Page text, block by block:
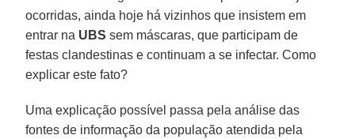
ocorridas, ainda hoje há vizinhos que insistem em
entrar na UBS sem máscaras, que participam de
festas clandestinas e continuam a se infectar. Como
explicar este fato?
Uma explicação possível passa pela análise das
fontes de informação da população atendida pela